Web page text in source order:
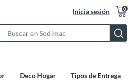
Inicia sesión 0
Bar
Deco Hogar Tipos de Entrega